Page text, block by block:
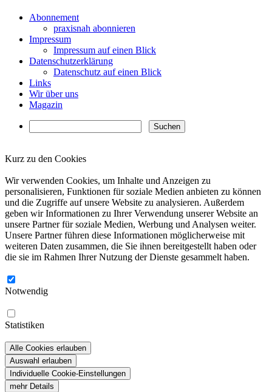
Abonnement
praxisnah abonnieren
Impressum
Impressum auf einen Blick
Datenschutzerklärung
Datenschutz auf einen Blick
Links
Wir über uns
Magazin
Kurz zu den Cookies
Wir verwenden Cookies, um Inhalte und Anzeigen zu
personalisieren, Funktionen für soziale Medien anbieten zu können
und die Zugriffe auf unsere Website zu analysieren. Außerdem
geben wir Informationen zu Ihrer Verwendung unserer Website an
unsere Partner für soziale Medien, Werbung und Analysen weiter.
Unsere Partner führen diese Informationen möglicherweise mit
weiteren Daten zusammen, die Sie ihnen bereitgestellt haben oder
die sie im Rahmen Ihrer Nutzung der Dienste gesammelt haben.
Notwendig
Statistiken
Alle Cookies erlauben
Auswahl erlauben
Individuelle Cookie-Einstellungen
mehr Details